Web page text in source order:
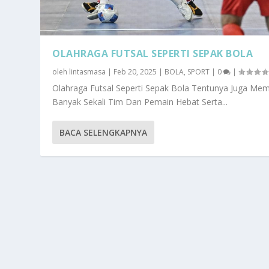
OLAHRAGA FUTSAL SEPERTI SEPAK BOLA
oleh lintasmasa | Feb 20, 2025 | BOLA, SPORT | 0 |
Olahraga Futsal Seperti Sepak Bola Tentunya Juga
Banyak Sekali Tim Dan Pemain Hebat Serta...
BACA SELENGKAPNYA